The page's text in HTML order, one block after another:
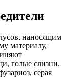
наносящим
материалу,
голые слизни.
серая